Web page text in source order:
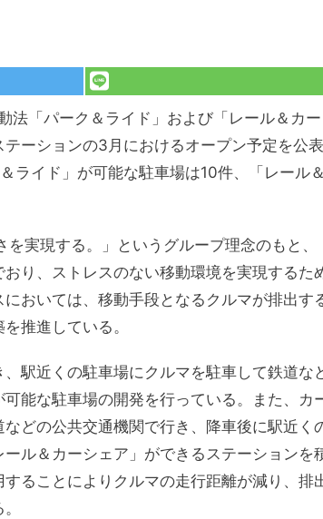
法「パーク＆ライド」および「レール＆カー
ーションの3月におけるオープン予定を公表
ライド」が可能な駐車場は10件、「レール
実現する。」というグループ理念のもと、
り、ストレスのない移動環境を実現するた
おいては、移動手段となるクルマが排出す
推進している。
駅近くの駐車場にクルマを駐車して鉄道な
能な駐車場の開発を行っている。また、カ
どの公共交通機関で行き、降車後に駅近く
ル＆カーシェア」ができるステーションを
ることによりクルマの走行距離が減り、排